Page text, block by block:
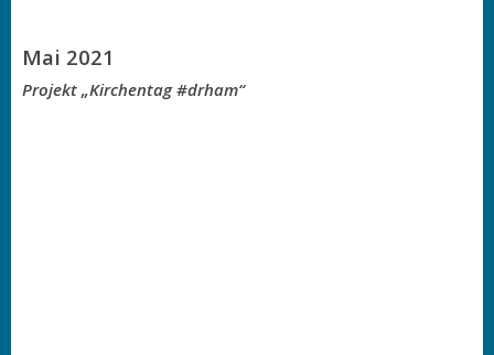
Mai 2021
Projekt „Kirchentag #drham“